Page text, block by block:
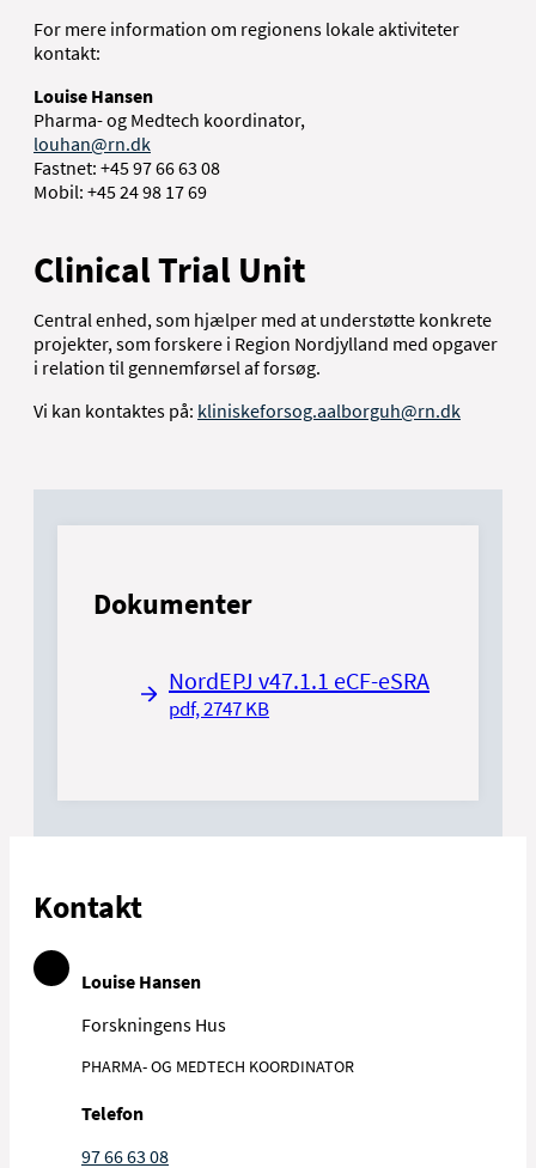
For mere information om regionens lokale aktiviteter
kontakt:
Louise Hansen
Pharma- og Medtech koordinator,
louhan@rn.dk
Fastnet: +45 97 66 63 08
Mobil: +45 24 98 17 69
Clinical Trial Unit
Central enhed, som hjælper med at understøtte konkrete
projekter, som forskere i Region Nordjylland med opgaver
i relation til gennemførsel af forsøg.
Vi kan kontaktes på: kliniskeforsog.aalborguh@rn.dk
Dokumenter
NordEPJ v47.1.1 eCF-eSRA
pdf, 2747 KB
Kontakt
Louise Hansen
Forskningens Hus
PHARMA- OG MEDTECH KOORDINATOR
Telefon
97 66 63 08